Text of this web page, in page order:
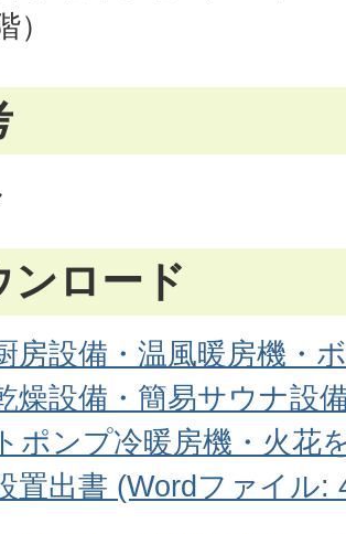
）
ンロード
房設備・温風暖房機・
燥設備・簡易サウナ設
ポンプ冷暖房機・火花
置出書 (Wordファイル: